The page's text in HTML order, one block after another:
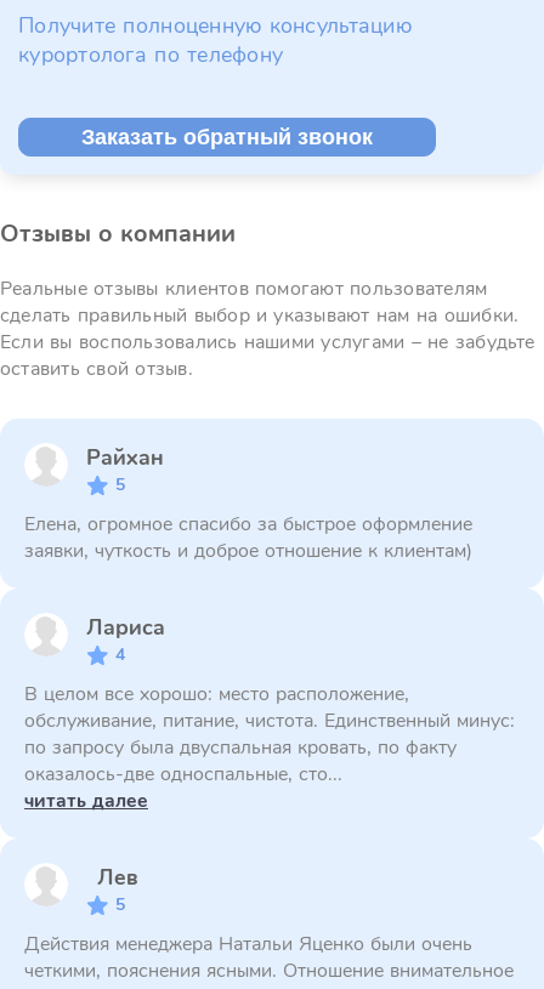
Получите полноценную консультацию
курортолога по телефону
Заказать обратный звонок
Отзывы о компании
Реальные отзывы клиентов помогают пользователям
сделать правильный выбор и указывают нам на ошибки.
Если вы воспользовались нашими услугами – не забудьте
оставить свой отзыв.
Райхан
5
Елена, огромное спасибо за быстрое оформление
заявки, чуткость и доброе отношение к клиентам)
Лариса
4
В целом все хорошо: место расположение,
обслуживание, питание, чистота. Единственный минус:
по запросу была двуспальная кровать, по факту
оказалось-две односпальные, сто...
читать далее
Лев
5
Действия менеджера Натальи Яценко были очень
четкими, пояснения ясными. Отношение внимательное